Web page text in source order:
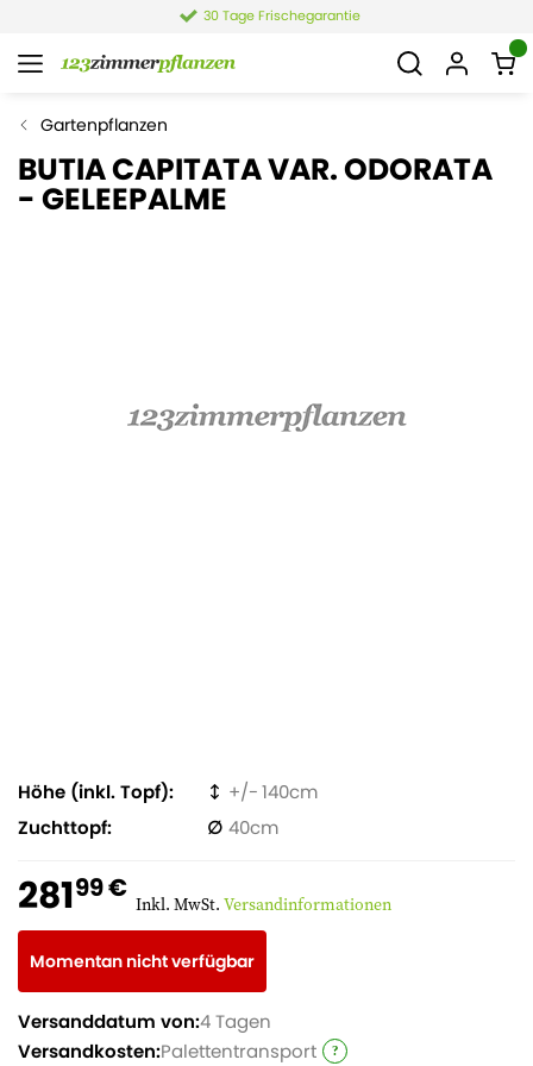
30 Tage Frischegarantie
Gartenpflanzen
BUTIA CAPITATA VAR. ODORATA
- GELEEPALME
Höhe (inkl. Topf)
140
Zuchttopf
40
28199 € Inkl. MwSt. Versandinformationen
Momentan nicht verfügbar
Versanddatum von:4 Tagen
Versandkosten:Palettentransport